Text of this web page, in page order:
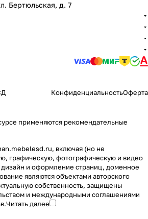
Бертюльская, д. 7
КонфиденциальностьОферта
применяются рекомендательные
включая (но не
графическую, фотографическую и видео
и оформление страниц, доменное
являются объектами авторского
собственность, защищены
и международными соглашениями
Читать далее